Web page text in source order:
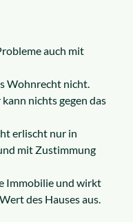
auch mit
Wohnrecht nicht.
nichts gegen das
erlischt nur in
mit Zustimmung
Immobilie und wirkt
des Hauses aus.